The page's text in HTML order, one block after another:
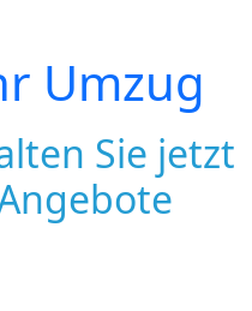
Umzug
Sie jetzt